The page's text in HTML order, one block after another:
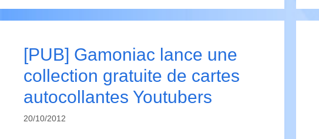
[PUB] Gamoniac lance une
collection gratuite de cartes
autocollantes Youtubers
20/10/2012